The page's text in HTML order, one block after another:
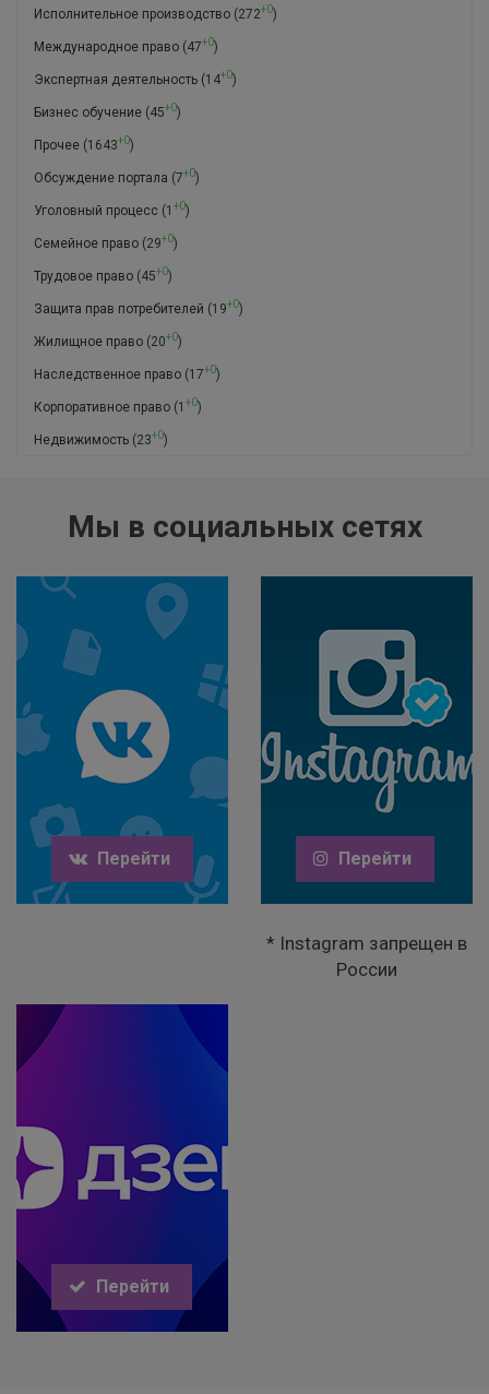
Исполнительное производство (272+0)
Международное право (47+0)
Экспертная деятельность (14+0)
Бизнес обучение (45+0)
Прочее (1643+0)
Обсуждение портала (7+0)
Уголовный процесс (1 +0)
Семейное право (29+0)
Трудовое право (45+0)
Защита прав потребителей (19+0)
Жилищное право (20+0)
Наследственное право (17+0)
Корпоративное право (1 +0)
Недвижимость (23+0)
Мы в социальных сетях
Перейти Перейти
* Instagram запрещен в
России
Перейти